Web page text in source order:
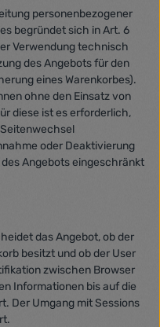
personenbezogener
begründet sich in Art. 6
Verwendung technisch
des Angebots für den
eines Warenkorbes).
ohne den Einsatz von
diese ist es erforderlich,
oder Deaktivierung
Angebots eingeschränkt
das Angebot, ob der
besitzt und ob der User
zwischen Browser
Informationen bis auf die
Der Umgang mit Sessions